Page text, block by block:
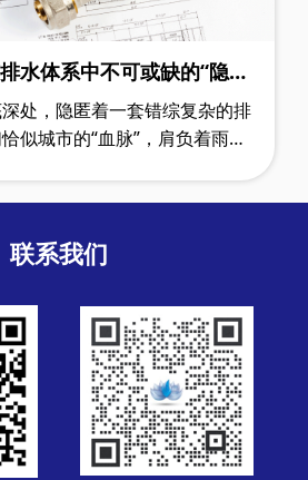
水体系中不可或缺的“隐形
处，隐匿着一套错综复杂的排
似城市的“血脉”，肩负着雨水
联系我们